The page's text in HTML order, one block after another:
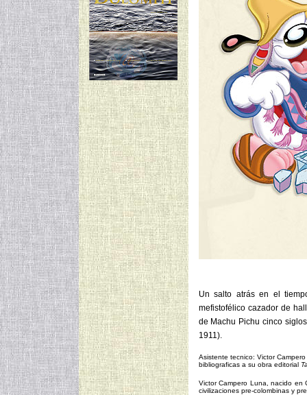
Un salto atrás en el
mefistofélico cazador de
de Machu Pichu cinco
1911).
Asistente tecnico: Victor
bibliograficas a su obra editorial
Victor Campero Luna, nacido en
civilizaciones pre-colombinas y